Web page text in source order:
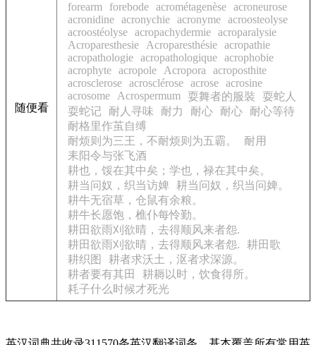
随便看
forearm
forebode acrométagenèse acroneurose
acronidine acronychie acronyme acroosteolyse
acroostéolyse acropachydermie acroparalysie
Acroparesthesie
Acroparesthésie acropathie
acropathologie acropathologique acrophobie
acrophyte acropole Acropora
acroposthite
acrosclerose acrosclérose acrose acrosine
acrosome
Acrospermum 耍舞者的服裝
耍蛇人
耍蛇记
耐人寻味 耐力 耐心 耐心
耐心等待
耐格里作茧自缚
耐烦则为三王，不耐烦则为五霸。
耐用
耒阳令与张飞酒
耕也，馁在其中矣；学也，禄在其中矣。
耕当问奴，织当访婢
耕当问奴，织当问婢。
耕牛无宿草，仓鼠有余粮。
耕牛长愿饱，樵仆每怜勤。
耕田欲雨刈欲晴，去得顺风来者怨.
耕田欲雨刈欲晴，去得顺风来者怨.
耕田歌
耕织图
耕者求沃土，沤者求深源。
耕者要有其田
耕耨以时，饮食得所。
耗子什么时候才死光